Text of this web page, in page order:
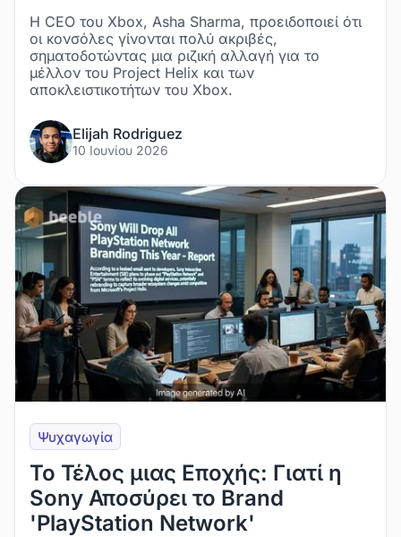
Η CEO του Xbox, Asha Sharma, προειδοποιεί ότι
οι κονσόλες γίνονται πολύ ακριβές,
σηματοδοτώντας μια ριζική αλλαγή για το
μέλλον του Project Helix και των
αποκλειστικοτήτων του Xbox.
Elijah Rodriguez
10 Ιουνίου 2026
Ψυχαγωγία
Το Τέλος μιας Εποχής: Γιατί η
Sony Αποσύρει το Brand
'PlayStation Network'